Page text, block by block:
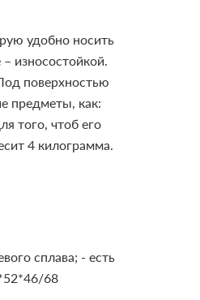
удобно носить
износостойкой.
поверхностью
предметы, как:
того, чтоб его
4 килограмма.
сплава; - есть
68